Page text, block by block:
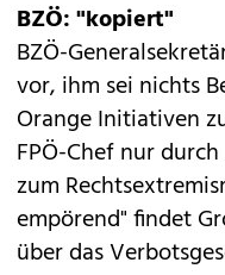
BZÖ: "kopiert"
BZÖ-
vor, ihm sei nichts
Orange Initiativen
FPÖ-Chef nur
zum
empörend" findet
über das